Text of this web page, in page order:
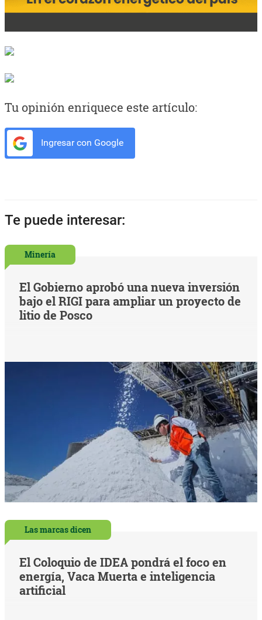
Tu opinión enriquece este artículo:
Ingresar con Google
Te puede interesar:
Minería
El Gobierno aprobó una nueva inversión
bajo el RIGI para ampliar un proyecto de
litio de Posco
Las marcas dicen
El Coloquio de IDEA pondrá el foco en
energía, Vaca Muerta e inteligencia
artificial